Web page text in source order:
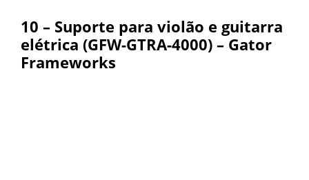
10 – Suporte para violão e guitarra
elétrica (GFW-GTRA-4000) – Gator
Frameworks